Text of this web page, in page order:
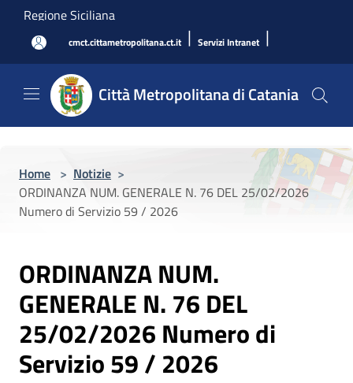
Salta al contenuto principale
Regione Siciliana
cmct.cittametropolitana.ct.it | Servizi Intranet |
Città Metropolitana di Catania
Home > Notizie >
ORDINANZA NUM. GENERALE N. 76 DEL 25/02/2026
Numero di Servizio 59 / 2026
ORDINANZA NUM.
GENERALE N. 76 DEL
25/02/2026 Numero di
Servizio 59 / 2026